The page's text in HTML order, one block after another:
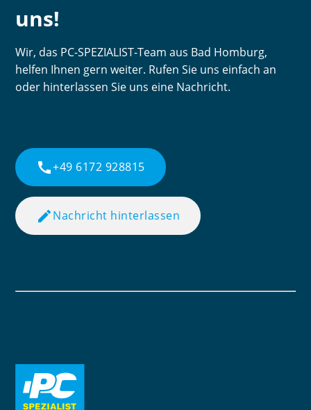
uns!
Wir, das PC-SPEZIALIST-Team aus Bad Homburg,
helfen Ihnen gern weiter. Rufen Sie uns einfach an
oder hinterlassen Sie uns eine Nachricht.
call+49 6172 928815
editNachricht hinterlassen